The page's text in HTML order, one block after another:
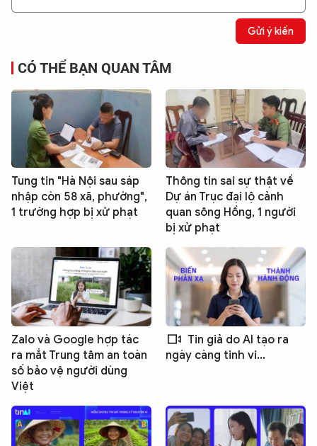
Gửi ý kiến
CÓ THỂ BẠN QUAN TÂM
Tung tin "Hà Nội sau sáp
nhập còn 58 xã, phường",
1 trường hợp bị xử phạt
Thông tin sai sự thật về
Dự án Trục đại lộ cảnh
quan sông Hồng, 1 người
bị xử phạt
Zalo và Google hợp tác
ra mắt Trung tâm an toàn
số bảo vệ người dùng
Việt
Tin giả do AI tạo ra
ngày càng tinh vi...